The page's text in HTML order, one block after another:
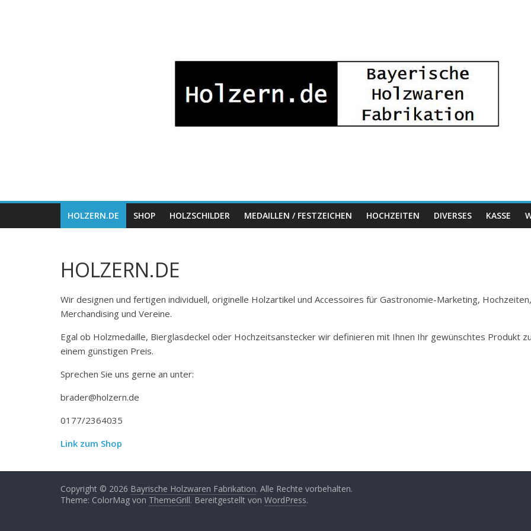
Holzwaren
Fabrikation
HOLZERN.DE SHOP HOLZSCHILDER MEDAILLEN / FESTZEICHEN HOCHZEITEN DIVERSES KASSE
HOLZERN.DE
Wir designen und fertigen individuell, originelle Holzartikel und Accessoires für Gastronomie-Marketing, Hochzeiten,
Merchandising und Vereine.
Egal ob Holzmedaille, Bierglasdeckel oder Hochzeitsanstecker wir definieren mit Ihnen Ihr gewünschtes Produkt
einem günstigen Preis.
Sprechen Sie uns gerne an unter:
brader@holzern.de
0177/2364035
Link zum Shop
Copyright © 2026 Bayrische Holzwaren Fabrikation. Alle Rechte vorbehalten.
Theme: ColorMag von ThemeGrill. Bereitgestellt von WordPress.